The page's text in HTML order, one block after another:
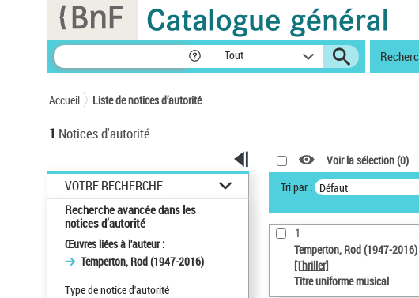
Tout
Accueil Liste de notices d’autorité
1 Notices d'autorité
VOTRE RECHERCHE
Recherche avancée dans les
notices d’autorité
Œuvres liées à l'auteur :
Temperton, Rod (1947-2016)
Type de notice d'autorité
Voir la sélection (0)
Tri par : Défaut
1
Temperton, Rod (1947-2016)
[Thriller]
Titre uniforme musical
Panneau de gestion des cookies